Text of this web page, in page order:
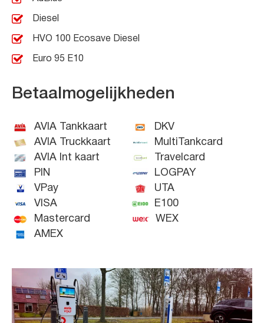
Diesel
HVO 100 Ecosave Diesel
Euro 95 E10
Betaalmogelijkheden
AVIA Tankkaart
AVIA Truckkaart
AVIA Int kaart
PIN
VPay
VISA
Mastercard
AMEX
DKV
MultiTankcard
Travelcard
LOGPAY
UTA
E100
WEX